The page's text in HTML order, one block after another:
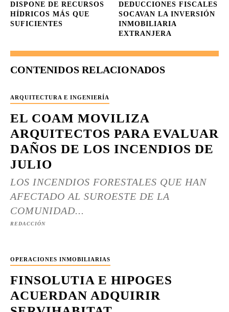
DISPONE DE RECURSOS
HÍDRICOS MÁS QUE
SUFICIENTES
DEDUCCIONES FISCALES
SOCAVAN LA INVERSIÓN
INMOBILIARIA
EXTRANJERA
CONTENIDOS RELACIONADOS
ARQUITECTURA E INGENIERÍA
EL COAM MOVILIZA
ARQUITECTOS PARA EVALUAR
DAÑOS DE LOS INCENDIOS DE
JULIO
LOS INCENDIOS FORESTALES QUE HAN
AFECTADO AL SUROESTE DE LA
COMUNIDAD...
REDACCIÓN
OPERACIONES INMOBILIARIAS
FINSOLUTIA E HIPOGES
ACUERDAN ADQUIRIR